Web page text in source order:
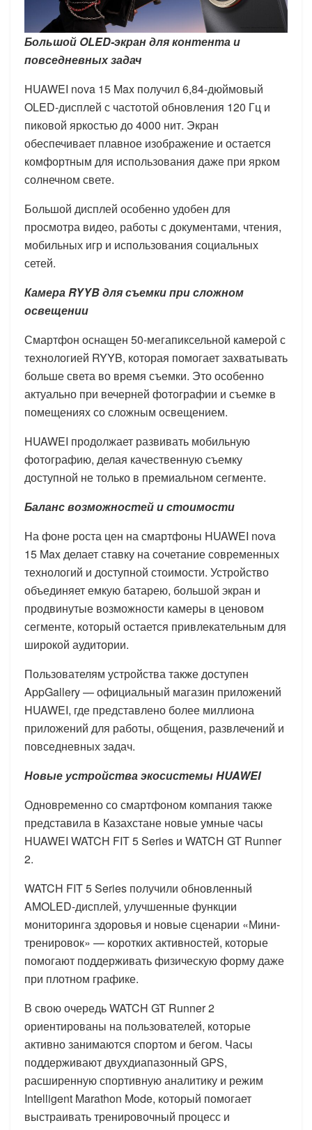
Большой OLED-экран для контента и
повседневных задач
HUAWEI nova 15 Max получил 6,84-дюймовый
OLED-дисплей с частотой обновления 120 Гц и
пиковой яркостью до 4000 нит. Экран
обеспечивает плавное изображение и остается
комфортным для использования даже при ярком
солнечном свете.
Большой дисплей особенно удобен для
просмотра видео, работы с документами, чтения,
мобильных игр и использования социальных
сетей.
Камера RYYB для съемки при сложном
освещении
Смартфон оснащен 50-мегапиксельной камерой с
технологией RYYB, которая помогает захватывать
больше света во время съемки. Это особенно
актуально при вечерней фотографии и съемке в
помещениях со сложным освещением.
HUAWEI продолжает развивать мобильную
фотографию, делая качественную съемку
доступной не только в премиальном сегменте.
Баланс возможностей и стоимости
На фоне роста цен на смартфоны HUAWEI nova
15 Max делает ставку на сочетание современных
технологий и доступной стоимости. Устройство
объединяет емкую батарею, большой экран и
продвинутые возможности камеры в ценовом
сегменте, который остается привлекательным для
широкой аудитории.
Пользователям устройства также доступен
AppGallery — официальный магазин приложений
HUAWEI, где представлено более миллиона
приложений для работы, общения, развлечений и
повседневных задач.
Новые устройства экосистемы HUAWEI
Одновременно со смартфоном компания также
представила в Казахстане новые умные часы
HUAWEI WATCH FIT 5 Series и WATCH GT Runner
2.
WATCH FIT 5 Series получили обновленный
AMOLED-дисплей, улучшенные функции
мониторинга здоровья и новые сценарии «Мини-
тренировок» — коротких активностей, которые
помогают поддерживать физическую форму даже
при плотном графике.
В свою очередь WATCH GT Runner 2
ориентированы на пользователей, которые
активно занимаются спортом и бегом. Часы
поддерживают двухдиапазонный GPS,
расширенную спортивную аналитику и режим
Intelligent Marathon Mode, который помогает
выстраивать тренировочный процесс и